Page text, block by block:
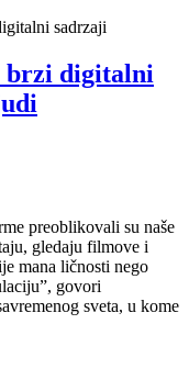
brzi digitalni
preoblikovali su naše
gledaju filmove i
mana ličnosti nego
govori
sveta, u kome